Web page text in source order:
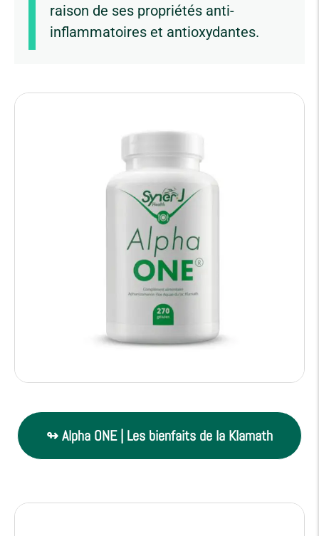
raison de ses propriétés anti-
inflammatoires et antioxydantes.
↬ Alpha ONE | Les bienfaits de la Klamath